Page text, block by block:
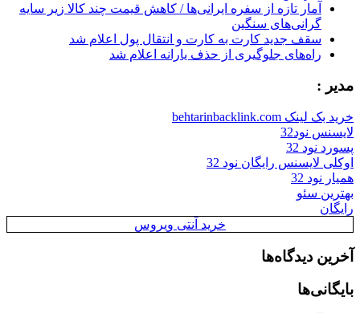
آمار تازه از سفره ایرانی‌ها / کاهش قیمت چند کالا زیر سایه
گرانی‌های سنگین
سقف جدید کارت به کارت و انتقال پول اعلام شد
راه‌های جلوگیری از حذف یارانه اعلام شد
مدیر :
خرید بک لینک behtarinbacklink.com
لایسنس نود32
پسورد نود 32
اوکلی لایسنس رایگان نود 32
همیار نود 32
بهترین سئو
رایگان
خرید آنتی ویروس
آخرین دیدگاه‌ها
بایگانی‌ها